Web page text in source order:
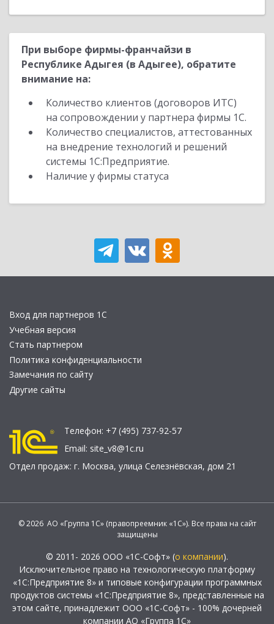
При выборе фирмы-франчайзи в
Республике Адыгея (в Адыгее), обратите
внимание на:
Количество клиентов (договоров ИТС)
на сопровождении у партнера фирмы 1С.
Количество специалистов, аттестованных
на внедрение технологий и решений
системы 1С:Предприятие.
Наличие у фирмы статуса
Вход для партнеров 1С
Учебная версия
Стать партнером
Политика конфиденциальности
Замечания по сайту
Другие сайты
Телефон: +7 (495) 737-92-57
Email: site_v8@1c.ru
Отдел продаж: г. Москва, улица Селезнёвская, дом 21
© 2026 АО «Группа 1С» (правопреемник «1С»). Все права на сайт
защищены
© 2011- 2026 ООО «1С-Софт» (о компании).
Исключительное право на технологическую платформу
«1С:Предприятие 8» и типовые конфигурации программных
продуктов системы «1С:Предприятие 8», представленные на
этом сайте, принадлежит ООО «1С-Софт» - 100% дочерней
компании АО «Группа 1С»